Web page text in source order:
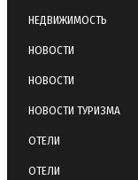
НЕДВИЖИМОСТЬ
НОВОСТИ
НОВОСТИ
НОВОСТИ ТУРИЗМА
ОТЕЛИ
ОТЕЛИ